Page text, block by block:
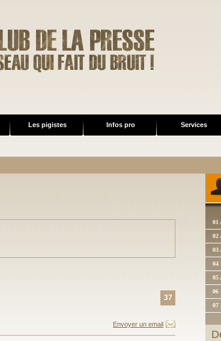
Les pigistes Infos pro Services
01
02
03
04
05
06
07
37
Envoyer un email